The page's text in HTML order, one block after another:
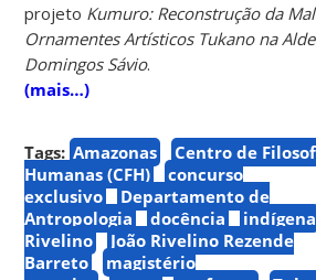
projeto Kumuro: Reconstrução da
Ornamentes Artísticos Tukano na
Domingos Sávio.
(mais…)
Tags: Amazonas
Centro de
Humanas (CFH)
concurso
exclusivo
Departamento de
Antropologia
docência indígena
Rivelino
João Rivelino Rezende
Barreto
magistério